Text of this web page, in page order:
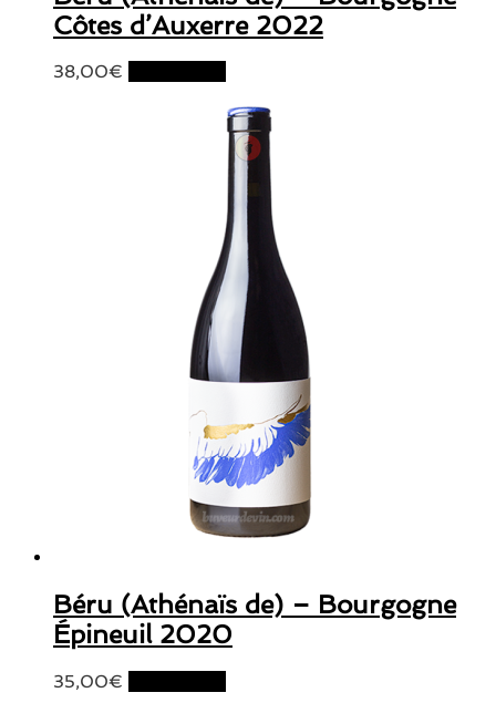
Côtes d’Auxerre 2022
38,00€
Béru (Athénaïs de) – Bourgogne
Épineuil 2020
35,00€